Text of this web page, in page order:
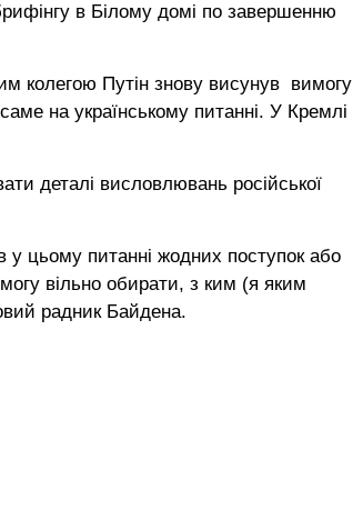
в Білому домі по завершенню
колегою Путін знову висунув вимогу
на українському питанні. У Кремлі
деталі висловлювань російської
цьому питанні жодних поступок або
вільно обирати, з ким (я яким
радник Байдена.